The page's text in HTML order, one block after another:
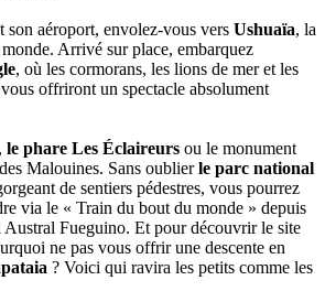
son aéroport, envolez-vous vers Ushuaïa, la
Arrivé sur place, embarquez
, où les cormorans, les lions de mer et les
offriront un spectacle absolument
le phare Les Éclaireurs ou le monument
Malouines. Sans oublierle parc national
de sentiers pédestres, vous pourrez
via le « Train du bout du monde » depuis
Fueguino. Et pour découvrir le site
ne pas vous offrir une descente en
? Voici qui ravira les petits comme les